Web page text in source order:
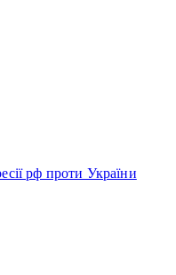
рф проти України